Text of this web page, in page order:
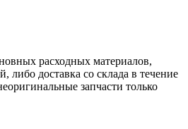
расходных материалов,
либо доставка со склада в течение
запчасти только